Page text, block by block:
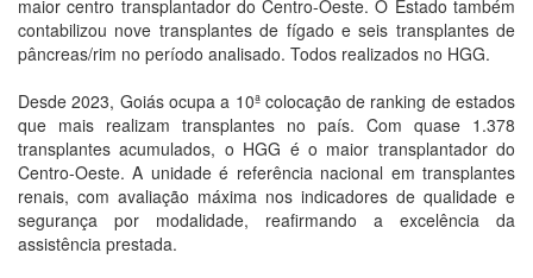
maior centro transplantador do Centro-Oeste. O Estado também
contabilizou nove transplantes de fígado e seis transplantes de
pâncreas/rim no período analisado. Todos realizados no HGG.
Desde 2023, Goiás ocupa a 10ª colocação de ranking de estados
que mais realizam transplantes no país. Com quase 1.378
transplantes acumulados, o HGG é o maior transplantador do
Centro-Oeste. A unidade é referência nacional em transplantes
renais, com avaliação máxima nos indicadores de qualidade e
segurança por modalidade, reafirmando a excelência da
assistência prestada.